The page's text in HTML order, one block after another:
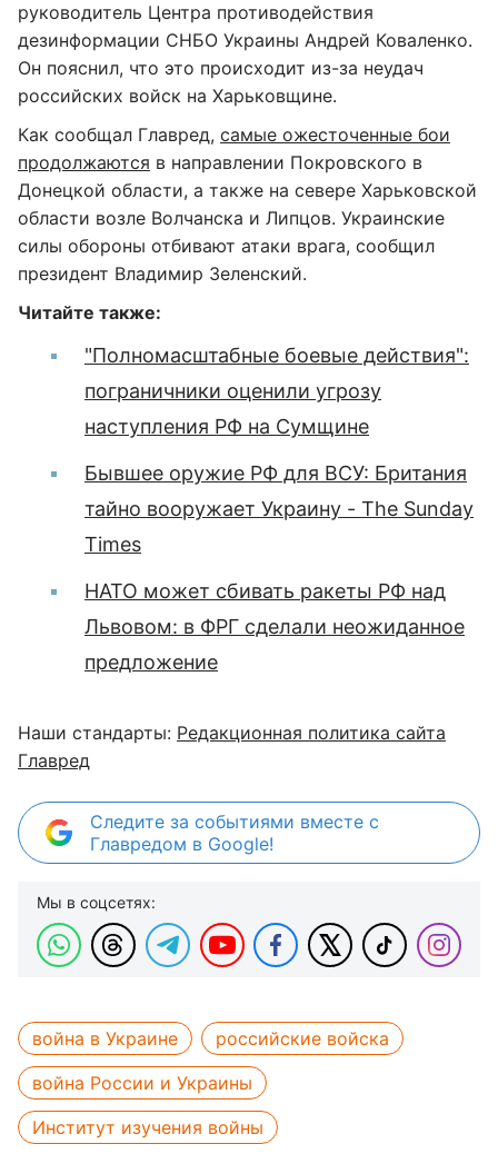
руководитель Центра противодействия
дезинформации СНБО Украины Андрей Коваленко.
Он пояснил, что это происходит из-за неудач
российских войск на Харьковщине.
Как сообщал Главред, самые ожесточенные бои
продолжаются в направлении Покровского в
Донецкой области, а также на севере Харьковской
области возле Волчанска и Липцов. Украинские
силы обороны отбивают атаки врага, сообщил
президент Владимир Зеленский.
Читайте также:
"Полномасштабные боевые действия":
пограничники оценили угрозу
наступления РФ на Сумщине
Бывшее оружие РФ для ВСУ: Британия
тайно вооружает Украину - The Sunday
Times
НАТО может сбивать ракеты РФ над
Львовом: в ФРГ сделали неожиданное
предложение
Наши стандарты: Редакционная политика сайта
Главред
Следите за событиями вместе с
Главредом в Google!
Мы в соцсетях:
война в Украине
российские войска
война России и Украины
Институт изучения войны